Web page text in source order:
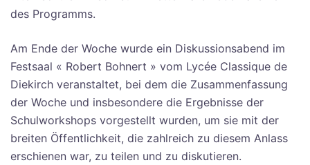
des Programms.
Am Ende der Woche wurde ein Diskussionsabend im
Festsaal « Robert Bohnert » vom Lycée Classique de
Diekirch veranstaltet, bei dem die Zusammenfassung
der Woche und insbesondere die Ergebnisse der
Schulworkshops vorgestellt wurden, um sie mit der
breiten Öffentlichkeit, die zahlreich zu diesem Anlass
erschienen war, zu teilen und zu diskutieren.